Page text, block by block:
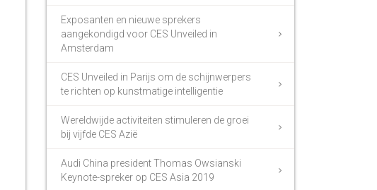
Exposanten en nieuwe sprekers
aangekondigd voor CES Unveiled in
Amsterdam
CES Unveiled in Parijs om de schijnwerpers
te richten op kunstmatige intelligentie
Wereldwijde activiteiten stimuleren de groei
bij vijfde CES Azië
Audi China president Thomas Owsianski
Keynote-spreker op CES Asia 2019